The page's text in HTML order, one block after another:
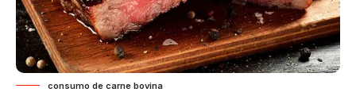
consumo de carne bovina